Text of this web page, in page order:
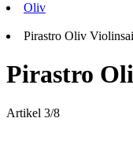
Oliv
Pirastro Oliv
Pirastro
Artikel 3/8